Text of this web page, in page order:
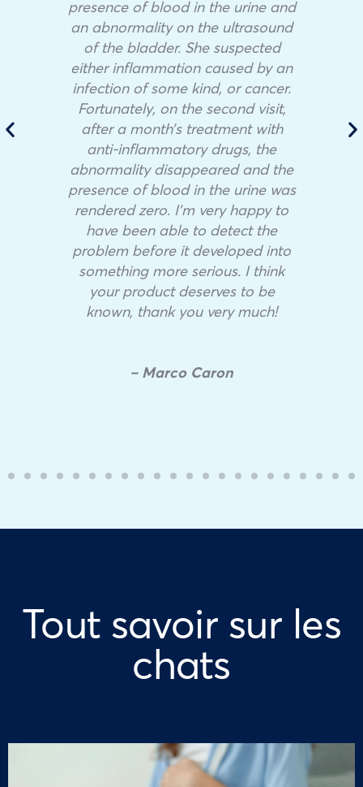
presence of blood in the urine and
an abnormality on the ultrasound
of the bladder. She suspected
either inflammation caused by an
infection of some kind, or cancer.
Fortunately, on the second visit,
after a month’s treatment with
anti-inflammatory drugs, the
abnormality disappeared and the
presence of blood in the urine was
rendered zero. I’m very happy to
have been able to detect the
problem before it developed into
something more serious. I think
your product deserves to be
known, thank you very much!
– Marco Caron
Tout savoir sur les
chats